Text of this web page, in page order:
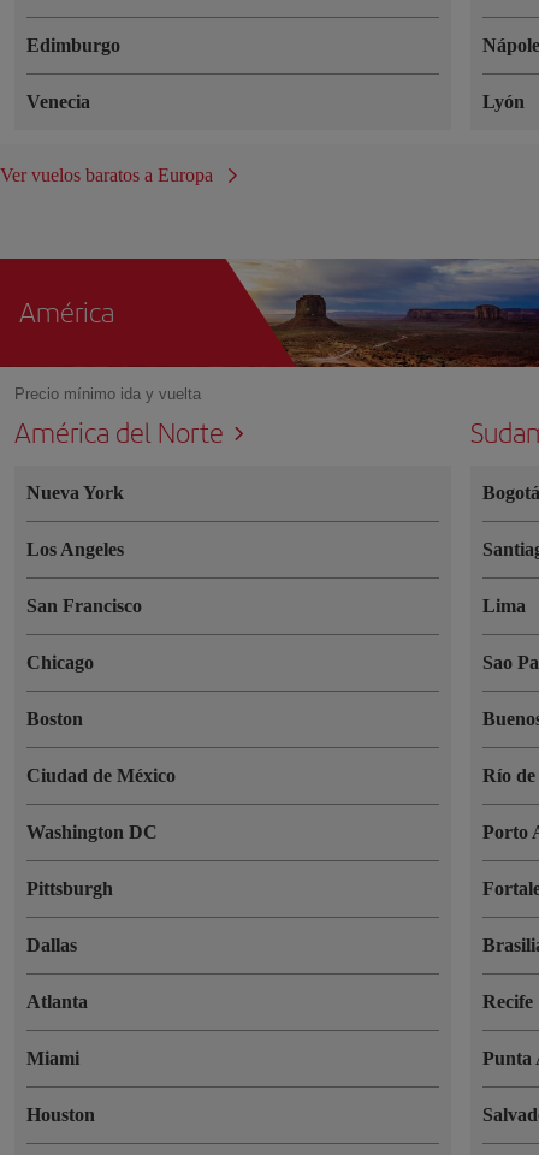
Edimburgo
Venecia Lyón
Ver vuelos baratos a Europa
América
Precio mínimo ida y vuelta
América del Norte
Nueva York
Los Angeles
San Francisco
Chicago
Boston
Ciudad de México
Washington DC
Pittsburgh
Dallas
Atlanta
Miami
Houston
Lima
Sao
Río
Porto
Recife
Punta